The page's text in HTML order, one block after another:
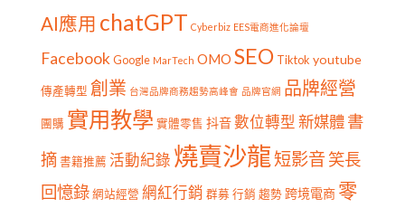
AI應用 chatGPT Cyberbiz EES電商進化論壇
Facebook Google MarTech OMO SEO Tiktok youtube
傳產轉型 創業 台灣品牌商務趨勢高峰會 品牌官網 品牌經營
團購 實用教學 實體零售 抖音數位轉型 新媒體書
摘 書籍推薦 活動紀錄 燒賣沙龍短影音笑長
回憶錄 網站經營 網紅行銷 群募 行銷 趨勢 跨境電商 零